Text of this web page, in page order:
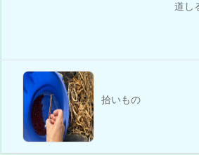
道し
拾いもの